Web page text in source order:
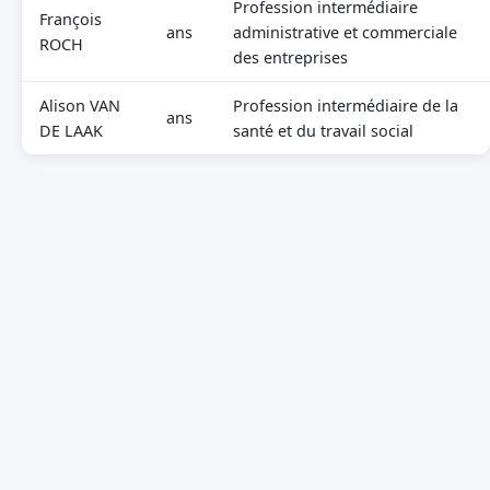
François
ROCH
ans
Profession intermédiaire
administrative et commerciale
des entreprises
Alison VAN
DE LAAK
ans
Profession intermédiaire de la
santé et du travail social